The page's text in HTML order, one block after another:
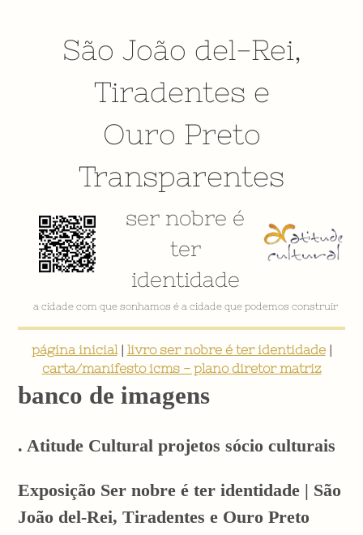
São João del-Rei,
Tiradentes e
Ouro Preto
Transparentes
ser nobre é
ter
identidade
VÍDEO INSTITUCIONAL
página inicial| livro ser nobre é ter identidade|
carta/manifesto icms - plano diretor matriz
banco de imagens
. Atitude Cultural projetos sócio culturais
Exposição Ser nobre é ter identidade | São
João del-Rei, Tiradentes e Ouro Preto